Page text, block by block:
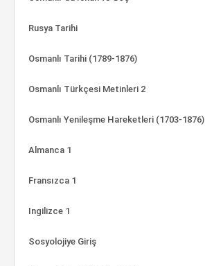
Rusya Tarihi
Osmanlı Tarihi (1789-1876)
Osmanlı Türkçesi Metinleri 2
Osmanlı Yenileşme Hareketleri (1703-1876)
Almanca 1
Fransızca 1
Ingilizce 1
Sosyolojiye Giriş